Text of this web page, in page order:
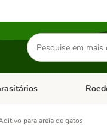
Pesquisar
produtos
de categoria: Dieta Vet.
Abrir
para areia de gatos